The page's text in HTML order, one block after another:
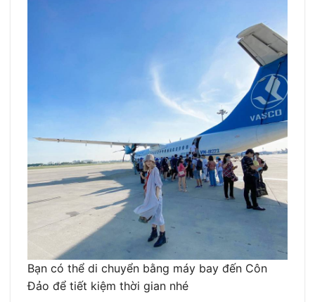
Bạn có thể di chuyển bằng máy bay đến Côn
Đảo để tiết kiệm thời gian nhé